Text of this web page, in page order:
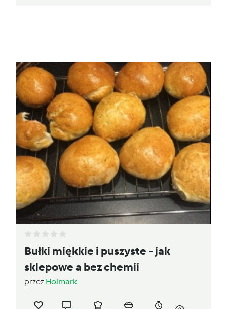
Bułki miękkie i puszyste - jak
sklepowe a bez chemii
przez Holmark